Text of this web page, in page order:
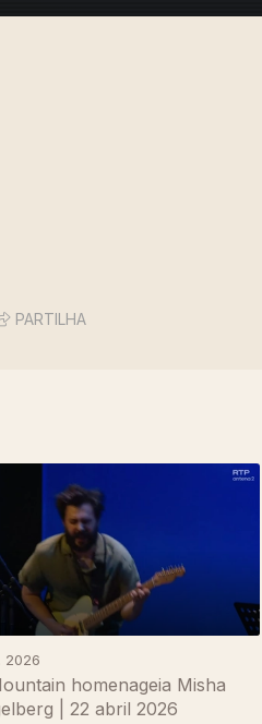
PARTILHA
2026
homenageia Misha
| 22 abril 2026